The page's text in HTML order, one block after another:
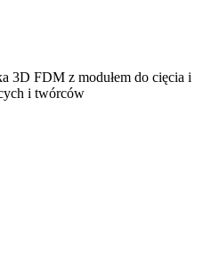
3D FDM z modułem do cięcia i
i twórców